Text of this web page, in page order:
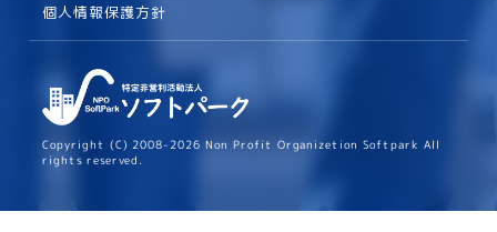
Copyright (C) 2008-2026 Non Profit Organizetion Softpark All
rights reserved.
個人情報保護方針